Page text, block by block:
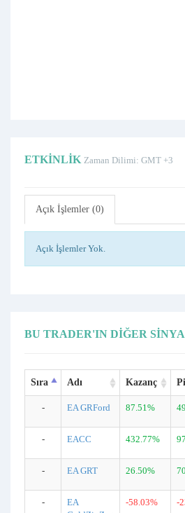
ETKINLIK Zaman Dilimi: GMT +3
Açık İşlemler (0)
Açık İşlemler Yok.
BU TRADER'IN DIĞER
Sıra Adı Kazanç
- EA GRFord 87.51%
- EACC 432.77%
- EA GRT 26.50%
-
EA
-58.03% -